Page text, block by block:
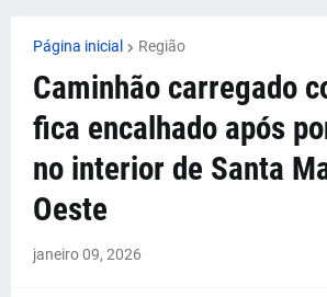
Página inicial Região
Caminhão carregado
fica encalhado após
no interior de Santa
Oeste
janeiro 09, 2026